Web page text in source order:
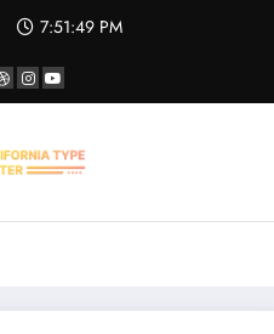
7:51:49 PM